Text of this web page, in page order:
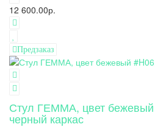
12 600.00р.
Предзаказ
Стул ГЕММА, цвет
черный каркас